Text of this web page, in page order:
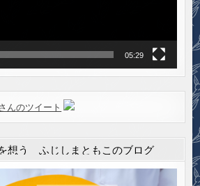
05:29
んのツイート
想う ふじしまともこのブログ